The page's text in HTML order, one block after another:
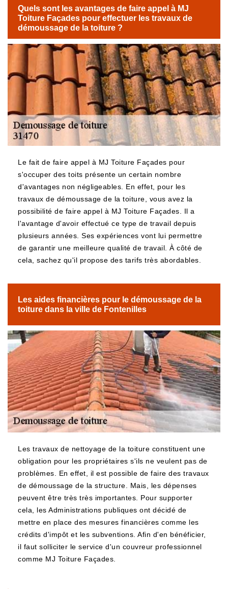
Quels sont les avantages de faire appel à MJ
Toiture Façades pour effectuer les travaux de
démoussage de la toiture ?
Le fait de faire appel à MJ Toiture Façades pour
s'occuper des toits présente un certain nombre
d'avantages non négligeables. En effet, pour les
travaux de démoussage de la toiture, vous avez la
possibilité de faire appel à MJ Toiture Façades. Il a
l'avantage d'avoir effectué ce type de travail depuis
plusieurs années. Ses expériences vont lui permettre
de garantir une meilleure qualité de travail. À côté de
cela, sachez qu'il propose des tarifs très abordables.
Les aides financières pour le démoussage de la
toiture dans la ville de Fontenilles
Les travaux de nettoyage de la toiture constituent une
obligation pour les propriétaires s'ils ne veulent pas de
problèmes. En effet, il est possible de faire des travaux
de démoussage de la structure. Mais, les dépenses
peuvent être très très importantes. Pour supporter
cela, les Administrations publiques ont décidé de
mettre en place des mesures financières comme les
crédits d'impôt et les subventions. Afin d'en bénéficier,
il faut solliciter le service d'un couvreur professionnel
comme MJ Toiture Façades.